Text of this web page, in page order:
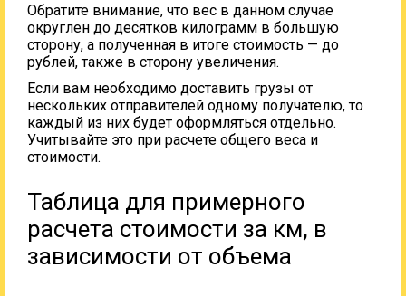
Обратите внимание, что вес в данном случае
округлен до десятков килограмм в большую
сторону, а полученная в итоге стоимость — до
рублей, также в сторону увеличения.
Если вам необходимо доставить грузы от
нескольких отправителей одному получателю, то
каждый из них будет оформляться отдельно.
Учитывайте это при расчете общего веса и
стоимости.
Таблица для примерного
расчета стоимости за км, в
зависимости от объема